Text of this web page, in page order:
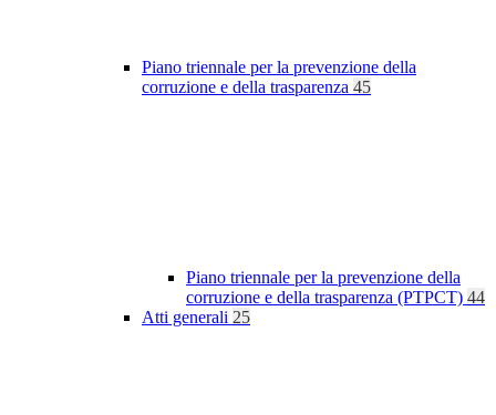
Piano triennale per la prevenzione della
corruzione e della trasparenza 45
Piano triennale per la prevenzione della
corruzione e della trasparenza (PTPCT) 44
Atti generali 25